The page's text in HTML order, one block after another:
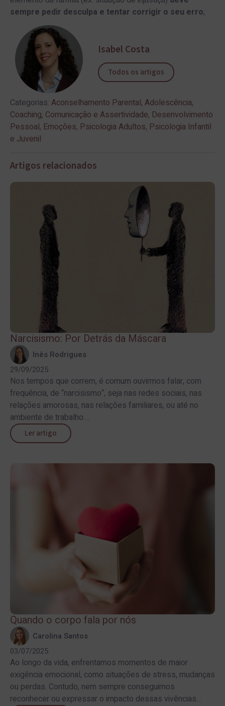
sempre pedir desculpa e tentar corrigir o seu erro;
Isabel Costa
Todos os artigos
Categorias: Aconselhamento Parental, Adolescência,
Coaching, Comunicação e Assertividade, Desenvolvimento
Pessoal, Emoções, Psicologia Adultos, Psicologia Infantil
e Juvenil
Artigos relacionados
Narcisismo: Por Detrás da Máscara
Inês Rodrigues
29/09/2025
Nos tempos que correm, é comum ouvirmos falar, com
frequência, de “narcisismo“, seja nas redes sociais, nas
relações amorosas, nas relações familiares, ou até no
ambiente de trabalho....
Ler artigo
Quando o corpo fala por nós
Carolina Santos
03/07/2025
Ao longo da vida, enfrentamos momentos de maior
exigência emocional, como situações de stress, mudanças
ou perdas. Contudo, nem sempre conseguimos
reconhecer ou expressar o impacto dessas vivências...